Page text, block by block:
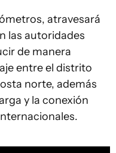
atravesará
las autoridades
de manera
entre el distrito
norte, además
y la conexión